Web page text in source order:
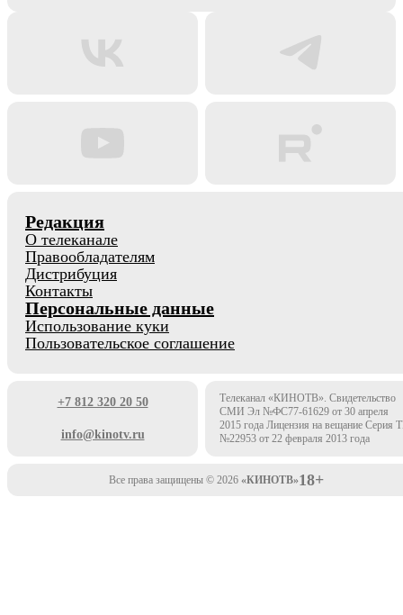
Редакция
О телеканале
Правообладателям
Дистрибуция
Контакты
Персональные данные
Использование куки
Пользовательское соглашение
+7 812 320 20 50
info@kinotv.ru
Телеканал «КИНОТВ». Свидетельство
СМИ Эл №ФС77-61629 от 30 апреля
2015 года Лицензия на вещание Серия
№22953 от 22 февраля 2013 года
Все права защищены © 2026 «КИНОТВ»18+